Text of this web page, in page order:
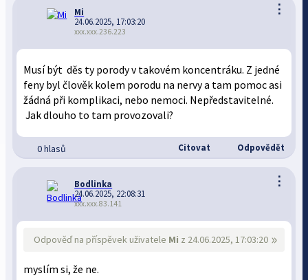
⋮
Mi
24.06.2025, 17:03:20
xxx.xxx.236.223
Musí být děs ty porody v takovém koncentráku. Z jedné
feny byl člověk kolem porodu na nervy a tam pomoc asi
žádná při komplikaci, nebo nemoci. Nepředstavitelné.
Jak dlouho to tam provozovali?
0 hlasů Citovat Odpovědět
⋮
Bodlinka
24.06.2025, 22:08:31
xxx.xxx.83.141
»
Odpověď na příspěvek uživatele Mi z 24.06.2025, 17:03:20
myslím si, že ne.